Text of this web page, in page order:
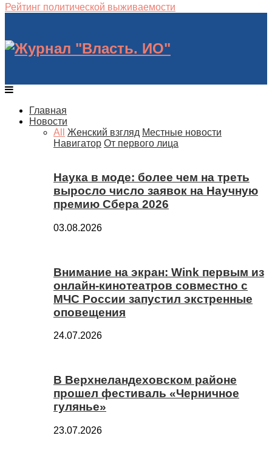
Рейтинг политической выживаемости
Главная
Новости
All
Женский взгляд Местные новости
Навигатор От первого лица
Наука в моде: более чем на треть
выросло число заявок на Научную
премию Сбера 2026
03.08.2026
Внимание на экран: Wink первым из
онлайн-кинотеатров совместно с
МЧС России запустил экстренные
оповещения
24.07.2026
В Верхнеландеховском районе
прошел фестиваль «Черничное
гулянье»
23.07.2026